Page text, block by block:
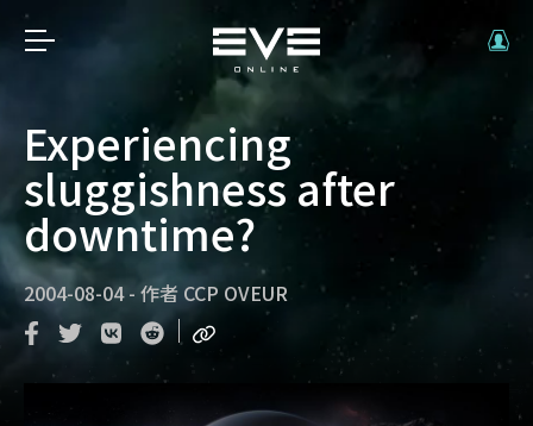
Experiencing
sluggishness after
downtime?
2004-08-04 - 作者 CCP OVEUR